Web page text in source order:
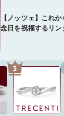
【ノッツェ】これ
念日を祝福するリン
3